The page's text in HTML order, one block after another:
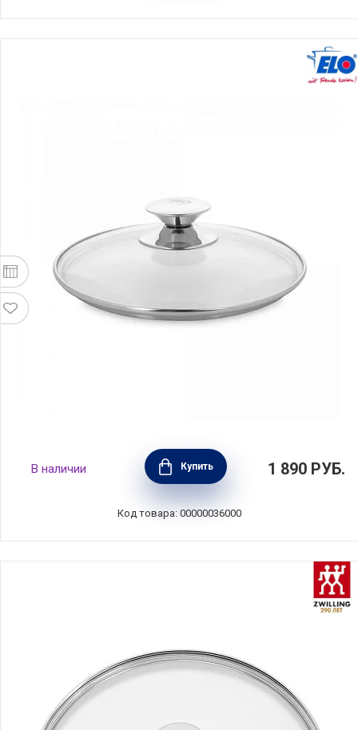
Крышка стеклянная Galant 20 см, ELO,
Германия, 73020
В наличии Купить 1 890 РУБ.
Код товара: 00000036000